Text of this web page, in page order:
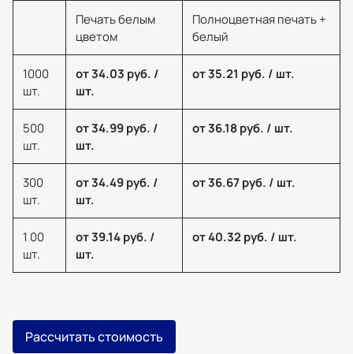
Печать белым
цветом
Полноцветная печать +
белый
1000
шт.
от 34.03 руб. /
шт.
от 35.21 руб. / шт.
500
шт.
от 34.99 руб. /
шт.
от 36.18 руб. / шт.
300
шт.
от 34.49 руб. /
шт.
от 36.67 руб. / шт.
1 00
шт.
от 39.14 руб. /
шт.
от 40.32 руб. / шт.
Рассчитать стоимость